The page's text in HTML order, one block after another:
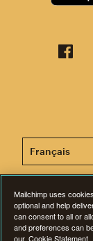
Cette page
©2001-2026 Tous
The Rocket
commerce d'Apple
Google Play et le
Mailchimp uses
optional and help
can consent to all or
and preferences can
our Cookie Statement